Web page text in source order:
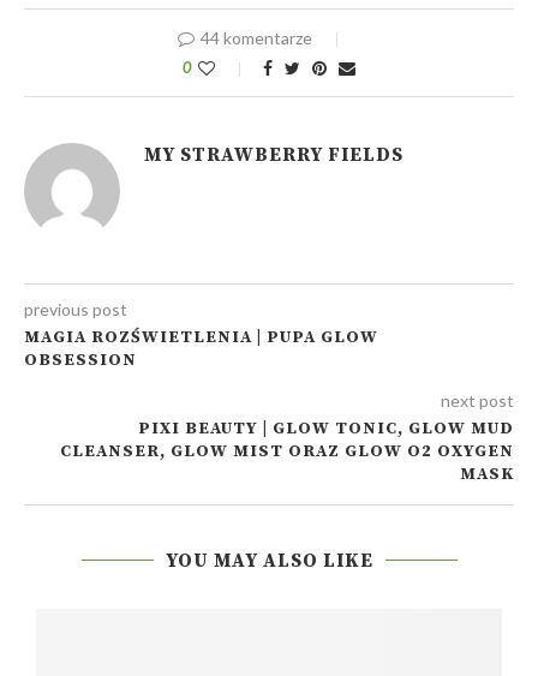
44 komentarze
0
MY STRAWBERRY FIELDS
previous post
MAGIA ROZŚWIETLENIA | PUPA GLOW
OBSESSION
next post
PIXI BEAUTY | GLOW TONIC, GLOW MUD
CLEANSER, GLOW MIST ORAZ GLOW O2 OXYGEN
MASK
YOU MAY ALSO LIKE